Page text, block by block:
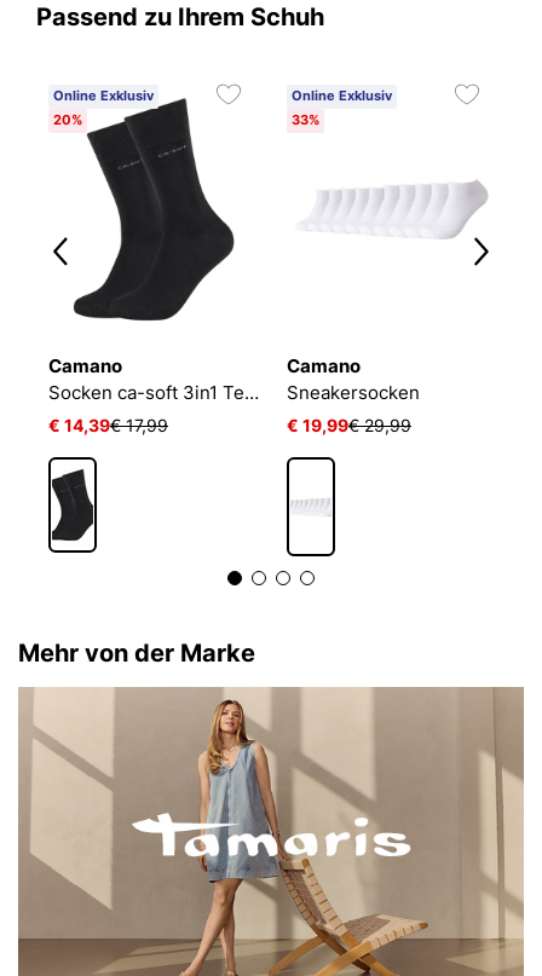
Passend zu Ihrem Schuh
Online Exklusiv
20%
Camano
Socken ca-soft 3in1 Tencel Wolle Bambus
€ 14,39€ 17,99
Online Exklusiv
33%
Camano
Sneakersocken
€ 19,99€ 29,99
Mehr von der Marke